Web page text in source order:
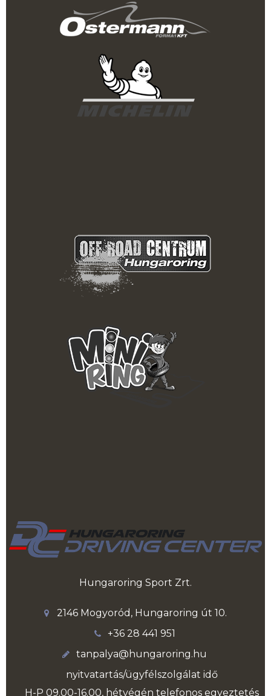
Hungaroring Sport Zrt.
2146 Mogyoród, Hungaroring út 10.
+36 28 441 951
tanpalya@hungaroring.hu
nyitvatartás/ügyfélszolgálat idő
H-P 09.00-16.00, hétvégén telefonos egyeztetés